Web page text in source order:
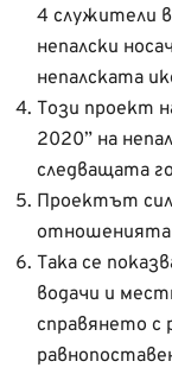
4 служители
непалски
непалската
Този проект
2020” на
следващата
Проектът
Така се
водачи и
справянето с